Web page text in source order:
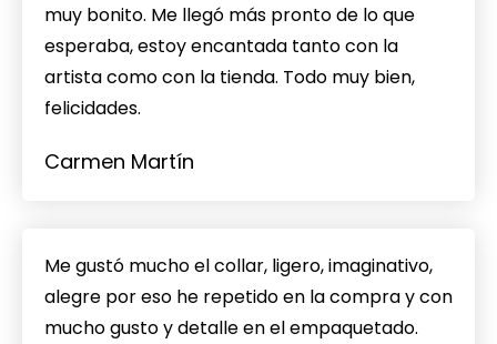
muy bonito. Me llegó más pronto de lo que
esperaba, estoy encantada tanto con la
artista como con la tienda. Todo muy bien,
felicidades.
Carmen Martín
Me gustó mucho el collar, ligero, imaginativo,
alegre por eso he repetido en la compra y con
mucho gusto y detalle en el empaquetado.